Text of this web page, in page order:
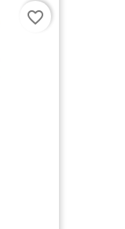
favorite_border